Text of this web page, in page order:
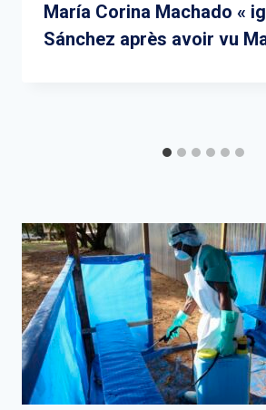
María Corina Machado «
Sánchez après avoir vu